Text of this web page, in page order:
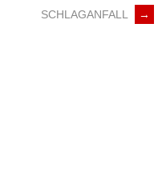
SCHLAGANFALL
→